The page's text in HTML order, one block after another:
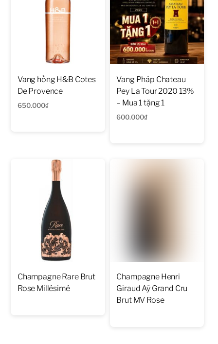
Vang hồng H&B Cotes
De Provence
650.000₫
Vang Pháp Chateau
Pey La Tour 2020 13%
– Mua 1 tặng 1
600.000₫
Champagne Rare Brut
Rose Millésimé
Champagne Henri
Giraud Aÿ Grand Cru
Brut MV Rose